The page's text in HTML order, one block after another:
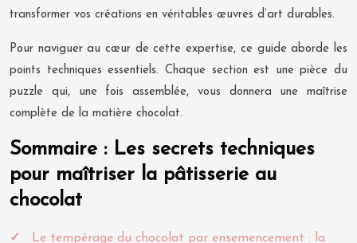
transformer vos créations en véritables œuvres d’art durables.
Pour naviguer au cœur de cette expertise, ce guide aborde les
points techniques essentiels. Chaque section est une pièce du
puzzle qui, une fois assemblée, vous donnera une maîtrise
complète de la matière chocolat.
Sommaire : Les secrets techniques
pour maîtriser la pâtisserie au
chocolat
Le tempérage du chocolat par ensemencement : la